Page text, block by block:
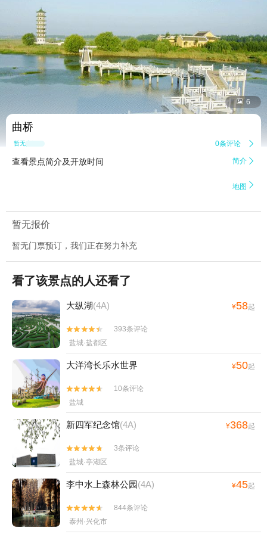
 6
曲桥
暂无点评 0条评论 
查看景点简介及开放时间 简介 
地图 
暂无报价
暂无门票预订，我们正在努力补充
看了该景点的人还看了
大纵湖(4A) ¥58起


393条评论
盐城·盐都区
大洋湾长乐水世界 ¥50起


10条评论
盐城
新四军纪念馆(4A) ¥368起


3条评论
盐城·亭湖区
李中水上森林公园(4A) ¥45起


844条评论
泰州·兴化市